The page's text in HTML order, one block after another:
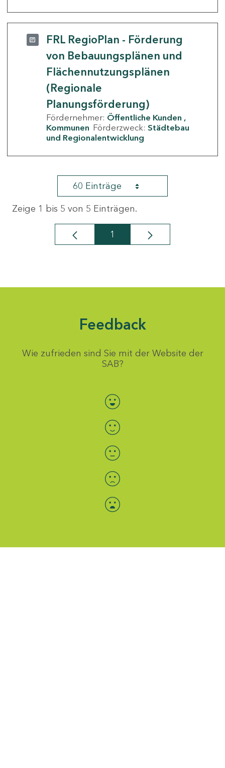
FRL RegioPlan - Förderung
von Bebauungsplänen und
Flächennutzungsplänen
(Regionale
Planungsförderung)
Fördernehmer: Öffentliche Kunden
Kommunen Förderzweck: Städtebau
und Regionalentwicklung
60 Einträge
Zeige 1 bis 5 von 5 Einträgen.
Seite
1
Feedback
Wie zufrieden sind Sie mit der Website der
SAB?
Bewertung auswählen